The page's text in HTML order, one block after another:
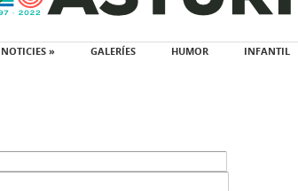
NOTICIES » GALERÍES HUMOR INFANTIL